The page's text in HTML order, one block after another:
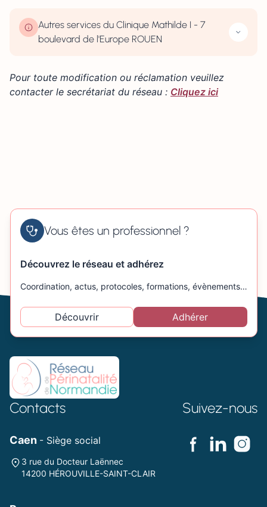
−Autres services du Clinique Mathilde I - 7
boulevard de l'Europe ROUEN
Pour toute modification ou réclamation veuillez
contacter le secrétariat du réseau : Cliquez ici
Vous êtes un professionnel ?
Découvrez le réseau et adhérez
Coordination, actus, protocoles, formations, évènements…
Découvrir Adhérer
Contacts
Caen - Siège social
3 rue du Docteur Laënnec
14200 HÉROUVILLE-SAINT-CLAIR
Suivez-nous